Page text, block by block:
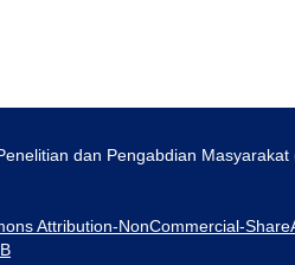
dan Pengabdian
Attribution-NonCommercial-